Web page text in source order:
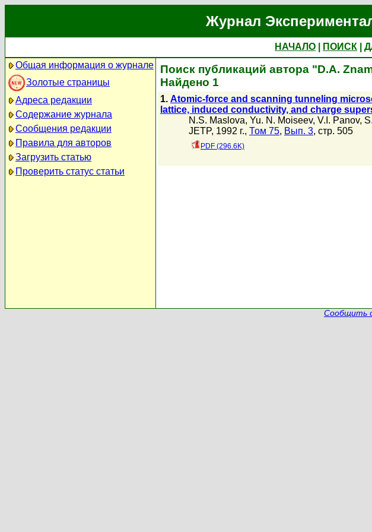
Журнал
НАЧАЛО ПОИСК
Общая информация о журнале
Золотые страницы
Адреса редакции
Содержание журнала
Сообщения редакции
Правила для авторов
Загрузить статью
Проверить статус статьи
Поиск публикаций автора "D.A.
Найдено 1
1. Atomic-force and scanning tunneling
lattice, induced conductivity, and charge
N.S. Maslova, Yu. N. Moiseev, V.I. Panov,
JETP, 1992 г., Том 75, Вып. 3, стр. 505
PDF (296.6K)
Сообщить